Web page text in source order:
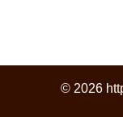
© 2026